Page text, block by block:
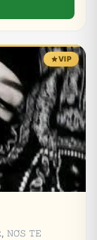
VIP
𝙽𝙾́𝚂 𝚃𝙴